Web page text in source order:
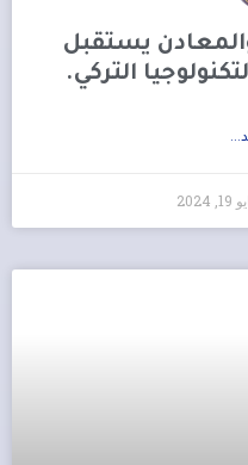
يستقبل
التركي.
2024